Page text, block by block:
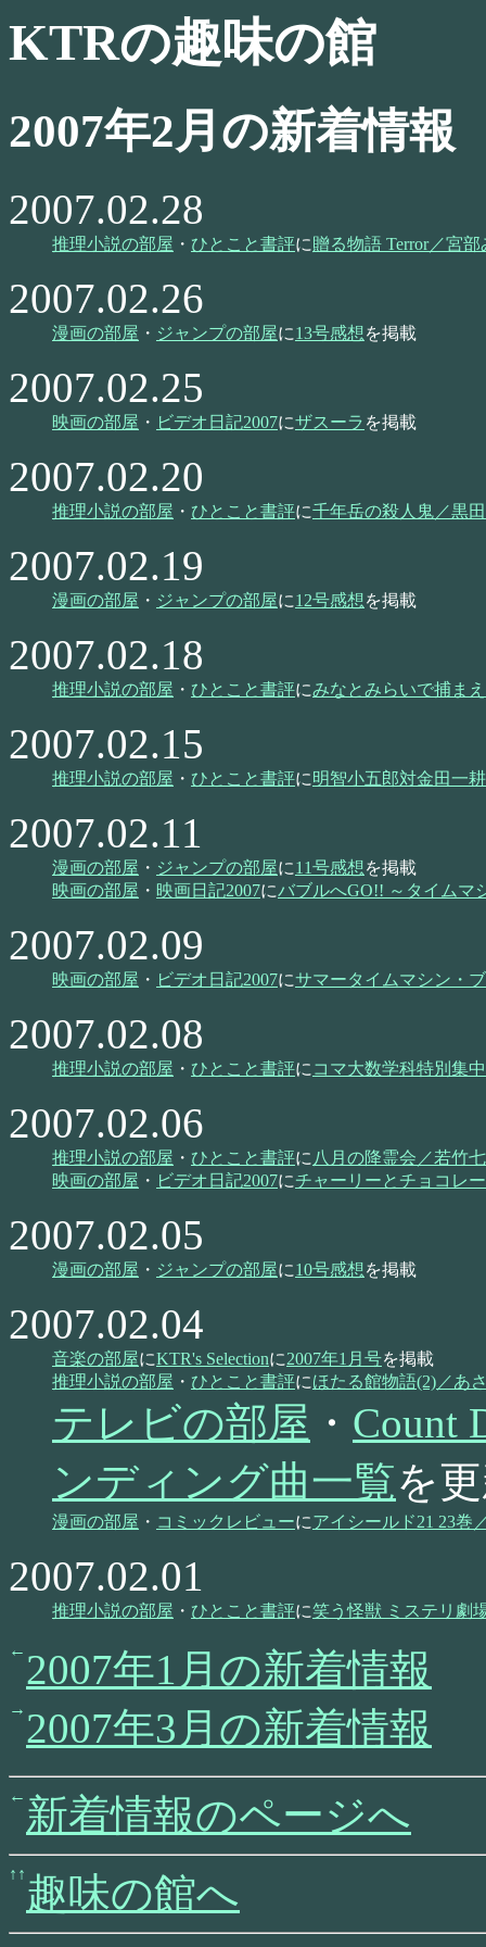
KTRの趣味の館
2007年2月の新着情報
2007.02.28
推理小説の部屋 ・ ひとこと書評に贈る物語 Terror／宮
2007.02.26
漫画の部屋 ・ ジャンプの部屋に13号感想を掲載
2007.02.25
映画の部屋 ・ ビデオ日記2007にザスーラ を掲載
2007.02.20
推理小説の部屋 ・ ひとこと書評に千年岳の殺人鬼／黒
2007.02.19
漫画の部屋 ・ ジャンプの部屋に12号感想を掲載
2007.02.18
推理小説の部屋 ・ ひとこと書評にみなとみらいで捕ま
2007.02.15
推理小説の部屋 ・ ひとこと書評に明智小五郎対金田一
2007.02.11
漫画の部屋 ・ ジャンプの部屋に11号感想を掲載
映画の部屋 ・ 映画日記2007にバブルへGO!! ～タイムマ
2007.02.09
映画の部屋 ・ ビデオ日記2007にサマータイムマシン・
2007.02.08
推理小説の部屋 ・ ひとこと書評に コマ大数学科特別集
2007.02.06
推理小説の部屋 ・ ひとこと書評に 八月の降霊会／若竹
映画の部屋 ・ ビデオ日記2007にチャーリーとチョコレ
2007.02.05
漫画の部屋 ・ ジャンプの部屋に10号感想を掲載
2007.02.04
音楽の部屋にKTR's Selectionに2007年1月号を掲載
推理小説の部屋 ・ ひとこと書評にほたる館物語(2)／あ
テレビの部屋 ・ Count
ンディング曲一覧を
漫画の部屋 ・ コミックレビューにアイシールド21 23巻
2007.02.01
推理小説の部屋 ・ ひとこと書評に笑う怪獣 ミステリ劇
2007年1月の新着情報
2007年3月の新着情報
新着情報のページへ
趣味の館へ